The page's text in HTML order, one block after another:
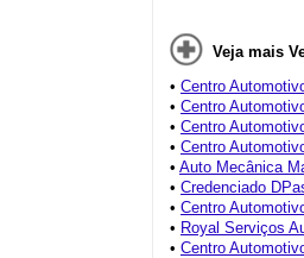
Veja mais
• Centro
• Centro
• Centro
• Centro
• Auto Mecânica
• Credenciado
• Centro
• Royal Serviços
• Centro